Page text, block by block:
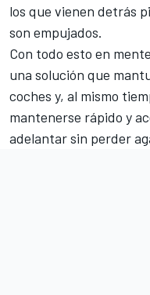
los que vienen detrás
son empujados.
Con todo esto en
una solución que
coches y, al mismo
mantenerse rápido y
adelantar sin perder